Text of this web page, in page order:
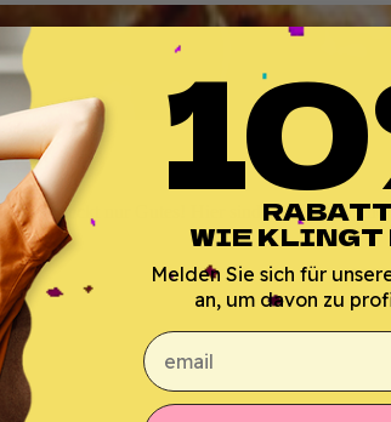
die Herzen erwärmt
steckt nur Gutes! Hier sind die Zutaten, die
WIE KLINGT
Melden Sie sich für
an, um davon zu
email